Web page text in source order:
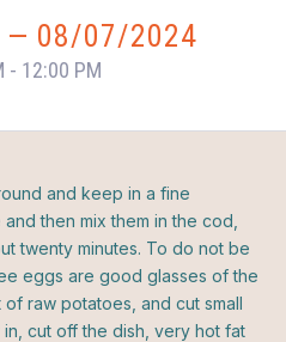
— 08/07/2024
- 12:00 PM
and keep in a fine
then mix them in the cod,
twenty minutes. To do not be
eggs are good glasses of the
raw potatoes, and cut small
cut off the dish, very hot fat